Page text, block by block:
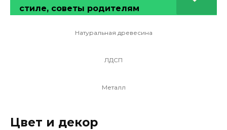
стиле, советы родителям
Натуральная древесина
ЛДСП
Металл
Цвет и декор